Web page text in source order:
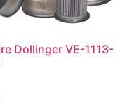
Dollinger VE-1113-